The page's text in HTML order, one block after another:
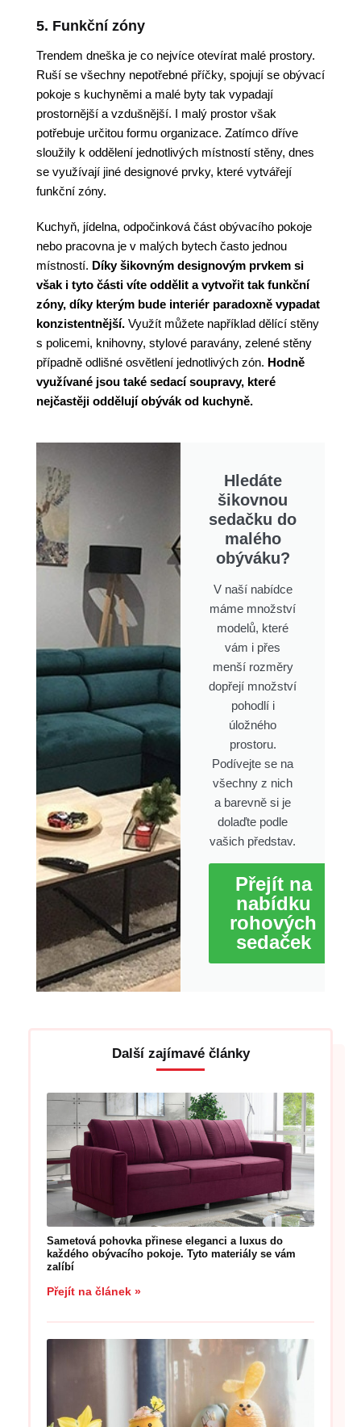
5. Funkční zóny
Trendem dneška je co nejvíce otevírat malé prostory.
Ruší se všechny nepotřebné příčky, spojují se obývací
pokoje s kuchyněmi a malé byty tak vypadají
prostornější a vzdušnější. I malý prostor však
potřebuje určitou formu organizace. Zatímco dříve
sloužily k oddělení jednotlivých místností stěny, dnes
se využívají jiné designové prvky, které vytvářejí
funkční zóny.
Kuchyň, jídelna, odpočinková část obývacího pokoje
nebo pracovna je v malých bytech často jednou
místností. Díky šikovným designovým prvkem si
však i tyto části víte oddělit a vytvořit tak funkční
zóny, díky kterým bude interiér paradoxně vypadat
konzistentnější. Využít můžete například dělící stěny
s policemi, knihovny, stylové paravány, zelené stěny
případně odlišné osvětlení jednotlivých zón. Hodně
využívané jsou také sedací soupravy, které
nejčastěji oddělují obývák od kuchyně.
Hledáte
šikovnou
sedačku do
malého
obýváku?
V naší nabídce
máme množství
modelů, které
vám i přes
menší rozměry
dopřejí množství
pohodlí i
úložného
prostoru.
Podívejte se na
všechny z nich
a barevně si je
dolaďte podle
vašich představ.
Přejít na
nabídku
rohových
sedaček
Další zajímavé články
Sametová pohovka přinese eleganci a luxus do
každého obývacího pokoje. Tyto materiály se vám
zalíbí
Přejít na článek »